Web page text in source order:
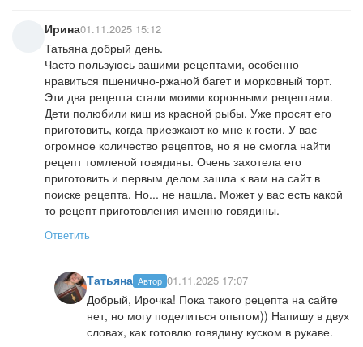
Ирина01.11.2025 15:12
Татьяна добрый день.
Часто пользуюсь вашими рецептами, особенно
нравиться пшенично-ржаной багет и морковный торт.
Эти два рецепта стали моими коронными рецептами.
Дети полюбили киш из красной рыбы. Уже просят его
приготовить, когда приезжают ко мне к гости. У вас
огромное количество рецептов, но я не смогла найти
рецепт томленой говядины. Очень захотела его
приготовить и первым делом зашла к вам на сайт в
поиске рецепта. Но... не нашла. Может у вас есть какой
то рецепт приготовления именно говядины.
Ответить
Татьяна Автор 01.11.2025 17:07
Добрый, Ирочка! Пока такого рецепта на сайте
нет, но могу поделиться опытом)) Напишу в двух
словах, как готовлю говядину куском в рукаве.